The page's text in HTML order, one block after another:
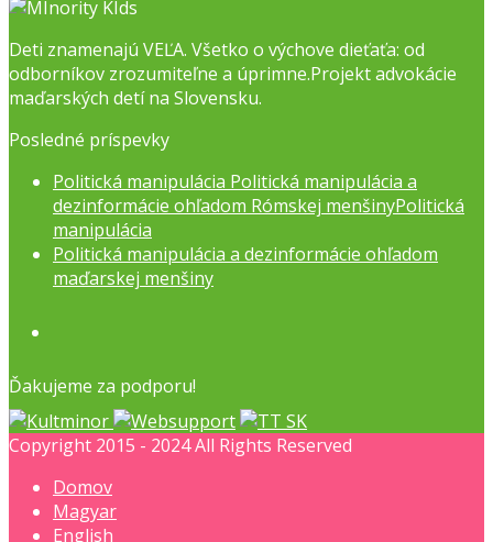
Deti znamenajú VEĽA. Všetko o výchove dieťaťa: od
odborníkov zrozumiteľne a úprimne.Projekt advokácie
maďarských detí na Slovensku.
Posledné príspevky
Politická manipulácia Politická manipulácia a
dezinformácie ohľadom Rómskej menšinyPolitická
manipulácia
Politická manipulácia a dezinformácie ohľadom
maďarskej menšiny
Ďakujeme za podporu!
Copyright 2015 - 2024 All Rights Reserved
Domov
Magyar
English